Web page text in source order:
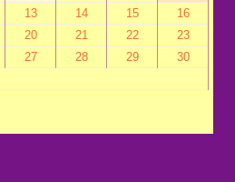
13 14 15
16
20 21 22
23
27 28 29
30